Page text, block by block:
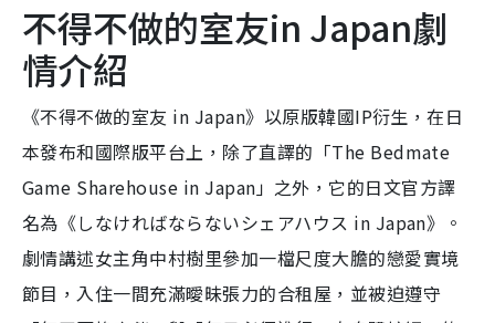
不得不做的室友in Japan劇
情介紹
《不得不做的室友 in Japan》以原版韓國IP衍生，在日
本發布和國際版平台上，除了直譯的「The Bedmate
Game Sharehouse in Japan」之外，它的日文官方譯
名為《しなければならないシェアハウス in Japan》。
劇情講述女主角中村樹里參加一檔尺度大膽的戀愛實境
節目，入住一間充滿曖昧張力的合租屋，並被迫遵守